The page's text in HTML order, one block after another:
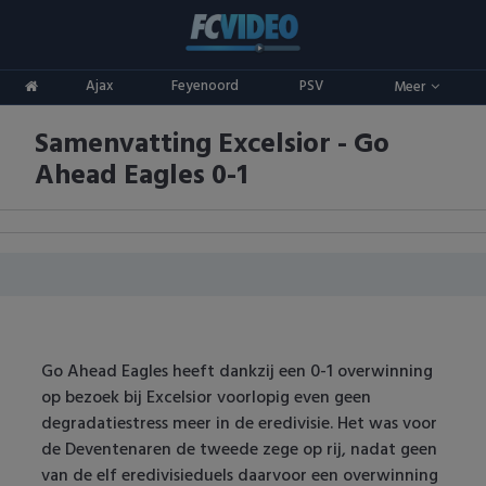
Ajax Feyenoord PSV Meer
ADO Den Haag
Ajax
FC Utrecht
Feyenoord
Competities
Eredivisie
Keuken Kampioen Divisie
Champions League
Europa League
Oranje
Samenvatting Excelsior - Go
Ahead Eagles 0-1
Go Ahead Eagles heeft dankzij een 0-1 overwinning
op bezoek bij Excelsior voorlopig even geen
degradatiestress meer in de eredivisie. Het was voor
de Deventenaren de tweede zege op rij, nadat geen
van de elf eredivisieduels daarvoor een overwinning